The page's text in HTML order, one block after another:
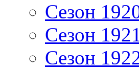
Сезон
Сезон
Сезон